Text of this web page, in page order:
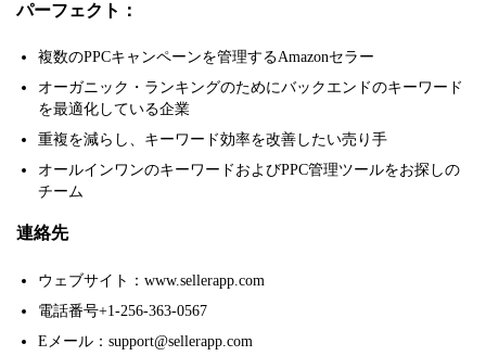
パーフェクト：
複数のPPCキャンペーンを管理するAmazonセラー
オーガニック・ランキングのためにバックエンドのキーワード
を最適化している企業
重複を減らし、キーワード効率を改善したい売り手
オールインワンのキーワードおよびPPC管理ツールをお探しの
チーム
連絡先
ウェブサイト：www.sellerapp.com
電話番号+1-256-363-0567
Eメール：support@sellerapp.com